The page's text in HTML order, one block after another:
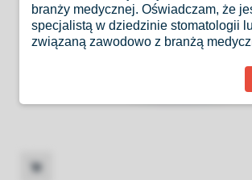
branży medycznej. Oświadczam, że
specjalistą w dziedzinie stomatologii
związaną zawodowo z branżą